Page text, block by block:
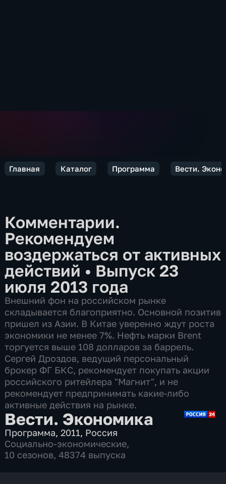
Главная Каталог Программа Вести.
Комментарии.
Рекомендуем
воздержаться от активных
действий • Выпуск 23
июля 2013 года
Внешний фон на российском рынке
складывается благоприятно. Основной позитив
пришел из Азии. В Китае уверенно ждут роста
экономики не менее 7%. Нефть марки Brent
торгуется выше 108 долларов за баррель.
Сергей Дроздов, ведущий персональный
брокер ФГ БКС, рекомендует покупать акции
российского ритейлера "Магнит", и не
рекомендует предпринимать какие-либо
активные действия на рынке.
Вести. Экономика
Программа,2011, Россия
Социально-экономические,
10 сезонов, 48374 выпуска